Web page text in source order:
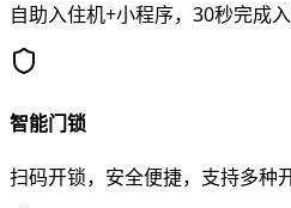
自助入住机+小程序，30秒完成
智能门锁
扫码开锁，安全便捷，支持多种